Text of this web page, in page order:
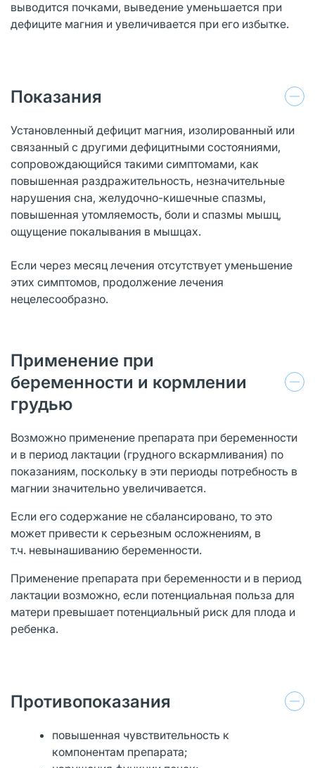
выводится почками, выведение уменьшается при
дефиците магния и увеличивается при его избытке.
Показания
Установленный дефицит магния, изолированный или
связанный с другими дефицитными состояниями,
сопровождающийся такими симптомами, как
повышенная раздражительность, незначительные
нарушения сна, желудочно-кишечные спазмы,
повышенная утомляемость, боли и спазмы мышц,
ощущение покалывания в мышцах.
Если через месяц лечения отсутствует уменьшение
этих симптомов, продолжение лечения
нецелесообразно.
Применение при
беременности и кормлении
грудью
Возможно применение препарата при беременности
и в период лактации (грудного вскармливания) по
показаниям, поскольку в эти периоды потребность в
магнии значительно увеличивается.
Если его содержание не сбалансировано, то это
может привести к серьезным осложнениям, в
т.ч. невынашиванию беременности.
Применение препарата при беременности и в период
лактации возможно, если потенциальная польза для
матери превышает потенциальный риск для плода и
ребенка.
Противопоказания
повышенная чувствительность к
компонентам препарата;